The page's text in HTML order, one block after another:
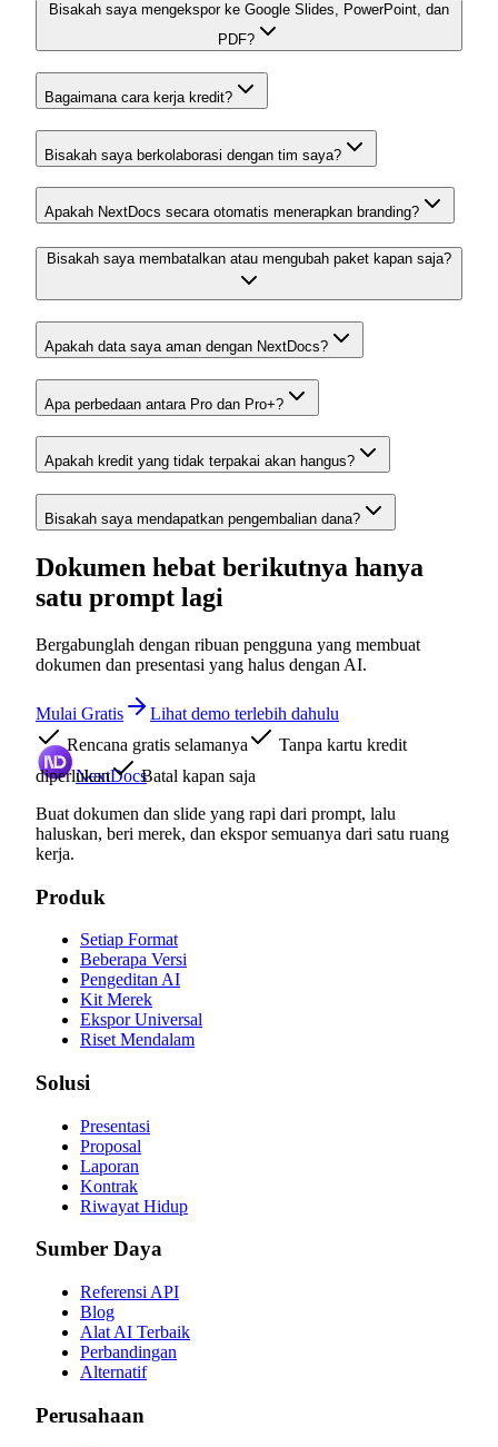
Bisakah saya mengekspor ke Google Slides, PowerPoint, dan
PDF?
Bagaimana cara kerja kredit?
Bisakah saya berkolaborasi dengan tim saya?
Apakah NextDocs secara otomatis menerapkan branding?
Bisakah saya membatalkan atau mengubah paket kapan saja?
Apakah data saya aman dengan NextDocs?
Apa perbedaan antara Pro dan Pro+?
Apakah kredit yang tidak terpakai akan hangus?
Bisakah saya mendapatkan pengembalian dana?
Dokumen hebat berikutnya hanya
satu prompt lagi
Bergabunglah dengan ribuan pengguna yang membuat
dokumen dan presentasi yang halus dengan AI.
Mulai Gratis
Lihat demo terlebih dahulu
Rencana gratis selamanya
Tanpa kartu kredit
diperlukan
Batal kapan saja
NextDocs
Buat dokumen dan slide yang rapi dari prompt, lalu
haluskan, beri merek, dan ekspor semuanya dari satu ruang
kerja.
Produk
Setiap Format
Beberapa Versi
Pengeditan AI
Kit Merek
Ekspor Universal
Riset Mendalam
Solusi
Presentasi
Proposal
Laporan
Kontrak
Riwayat Hidup
Sumber Daya
Referensi API
Blog
Alat AI Terbaik
Perbandingan
Alternatif
Perusahaan